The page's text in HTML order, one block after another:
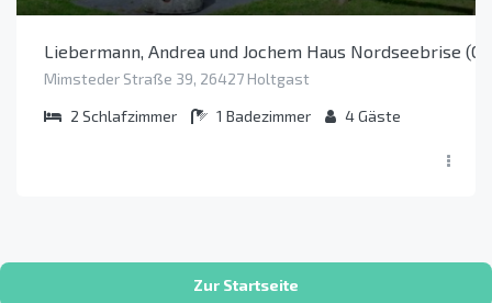
Liebermann, Andrea und Jochem Haus Nordseebrise
Mimsteder Straße 39, 26427 Holtgast
2 Schlafzimmer 1 Badezimmer 4Gäste
Zur Startseite